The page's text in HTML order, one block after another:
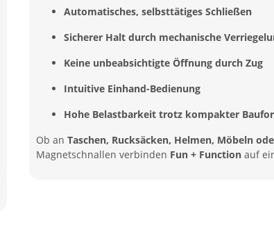
Automatisches, selbsttätiges Schließen
Sicherer Halt durch mechanische
Keine unbeabsichtigte Öffnung durch Zug
Intuitive Einhand-Bedienung
Hohe Belastbarkeit trotz kompakter
Ob an Taschen, Rucksäcken, Helmen, Möbeln
Magnetschnallen verbinden Fun + Function auf